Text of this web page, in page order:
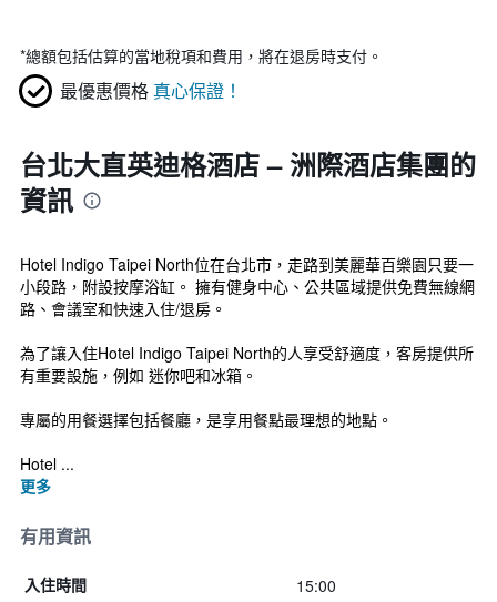
*總額包括估算的當地稅項和費用，將在退房時支付。
最優惠價格 真心保證！
台北大直英迪格酒店 – 洲際酒店集團的
資訊
Hotel Indigo Taipei North位在台北市，走路到美麗華百樂園只要一
小段路，附設按摩浴缸。 擁有健身中心、公共區域提供免費無線網
路、會議室和快速入住/退房。
為了讓入住Hotel Indigo Taipei North的人享受舒適度，客房提供所
有重要設施，例如 迷你吧和冰箱。
專屬的用餐選擇包括餐廳，是享用餐點最理想的地點。
Hotel ...
更多
有用資訊
入住時間 15:00